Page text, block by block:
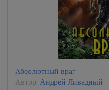
Абсолютный враг
Автор: Андрей Ливадный